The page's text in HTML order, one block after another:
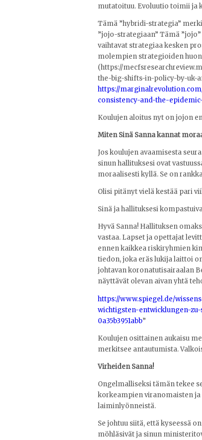
mutatoituu. Evoluutio toimii ja
Tämä ”hybridi-strategia”
”jojo-strategiaan” Tämä
vaihtavat strategiaa kesken
molempien strategioiden
(https://
the-big-shifts-in-policy-by-uk-
https://
consistency-and-the-
Koulujen aloitus nyt on jojon
Miten Sinä Sanna kannat
Jos koulujen avaamisesta
sinun hallituksesi ovat
moraalisesti kyllä. Se on
Olisi pitänyt vielä kestää pari
Sinä ja hallituksesi
Hyvä Sanna! Hallituksen
vastaa. Lapset ja opettajat
ennen kaikkea riskiryhmien
tiedon, joka eräs lukija laittoi
johtavan koronatutisairaalan
näyttävät olevan aivan yhtä
https://www.spiegel.de/
wichtigsten-entwicklungen-zu-
0a35b3951abb”
Koulujen osittainen aukaisu
merkitsee antautumista.
Virheiden Sanna!
Ongelmalliseksi tämän tekee
korkeampien viranomaisten
laiminlyönneistä.
Se johtuu siitä, että kyseessä
möhläsivät ja sinun